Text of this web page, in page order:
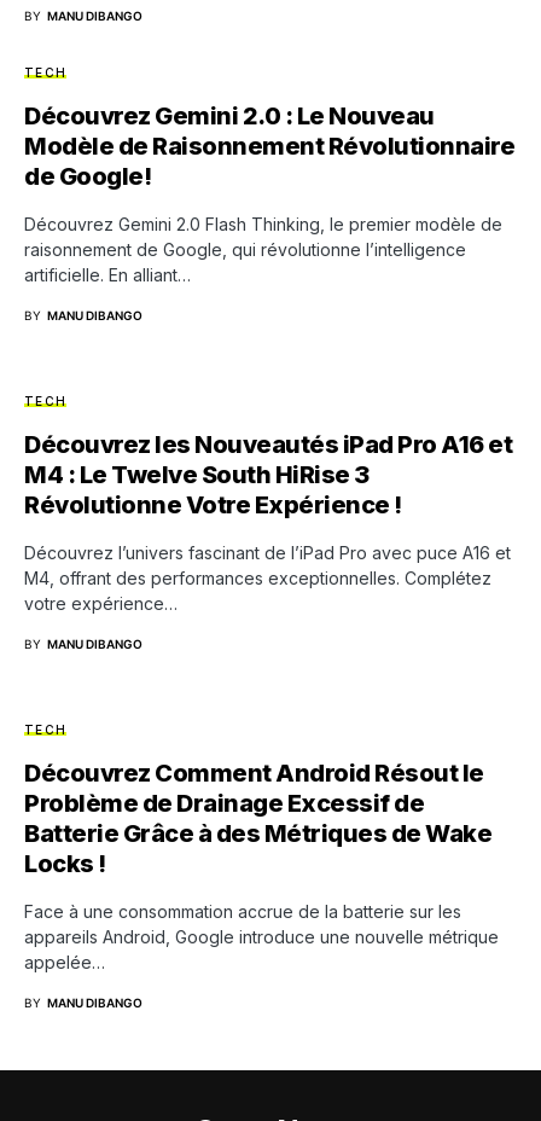
BY MANU DIBANGO
TECH
Découvrez Gemini 2.0 : Le Nouveau
Modèle de Raisonnement Révolutionnaire
de Google!
Découvrez Gemini 2.0 Flash Thinking, le premier modèle de
raisonnement de Google, qui révolutionne l’intelligence
artificielle. En alliant…
BY MANU DIBANGO
TECH
Découvrez les Nouveautés iPad Pro A16 et
M4 : Le Twelve South HiRise 3
Révolutionne Votre Expérience !
Découvrez l’univers fascinant de l’iPad Pro avec puce A16 et
M4, offrant des performances exceptionnelles. Complétez
votre expérience…
BY MANU DIBANGO
TECH
Découvrez Comment Android Résout le
Problème de Drainage Excessif de
Batterie Grâce à des Métriques de Wake
Locks !
Face à une consommation accrue de la batterie sur les
appareils Android, Google introduce une nouvelle métrique
appelée…
BY MANU DIBANGO